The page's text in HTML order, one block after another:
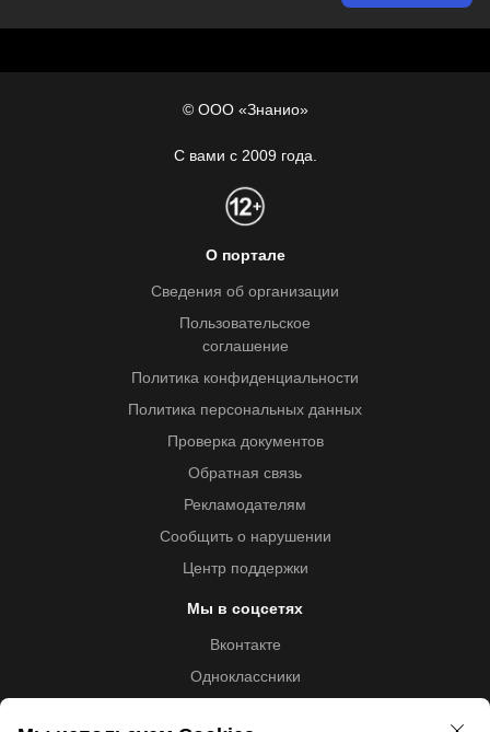
© ООО «Знанио»
С вами с 2009 года.
О портале
Сведения об организации
Пользовательское
соглашение
Политика конфиденциальности
Политика персональных данных
Проверка документов
Обратная связь
Рекламодателям
Сообщить о нарушении
Центр поддержки
Мы в соцсетях
Вконтакте
Одноклассники